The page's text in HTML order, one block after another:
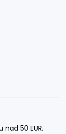
50 EUR.